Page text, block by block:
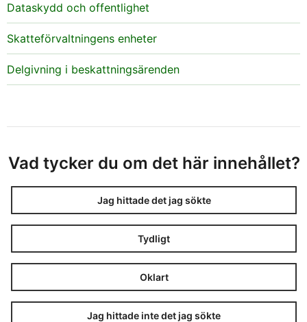
Dataskydd och offentlighet
Skatteförvaltningens enheter
Delgivning i beskattningsärenden
Vad tycker du om det här innehållet?
Jag hittade det jag sökte
Tydligt
Oklart
Jag hittade inte det jag sökte